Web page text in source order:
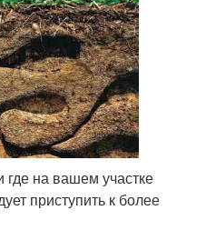
где на вашем участке
приступить к более